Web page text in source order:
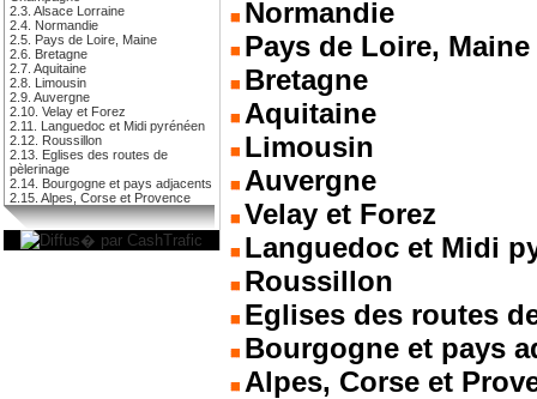
2.3. Alsace Lorraine
2.4. Normandie
2.5. Pays de Loire, Maine
2.6. Bretagne
2.7. Aquitaine
2.8. Limousin
2.9. Auvergne
2.10. Velay et Forez
2.11. Languedoc et Midi pyrénéen
2.12. Roussillon
2.13. Eglises des routes de
pèlerinage
2.14. Bourgogne et pays adjacents
2.15. Alpes, Corse et Provence
Normandie
Pays de Loire, Maine
Bretagne
Aquitaine
Limousin
Auvergne
Velay et Forez
Languedoc et Midi
Roussillon
Eglises des routes
Bourgogne et pays
Alpes, Corse et